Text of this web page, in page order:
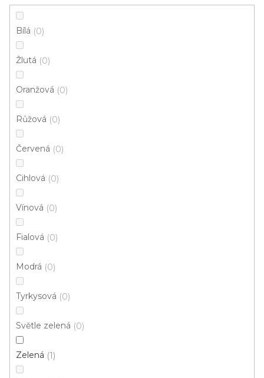
Instituce aj.
Řadit podle:
ZAVŘÍT FILTR
Bílá 0
Žlutá 0
Oranžová 0
Růžová 0
Červená 0
Cihlová 0
Vínová 0
Fialová 0
Modrá 0
Tyrkysová 0
Světle zelená 0
Zelená 1
Top poměr cena/kvalita